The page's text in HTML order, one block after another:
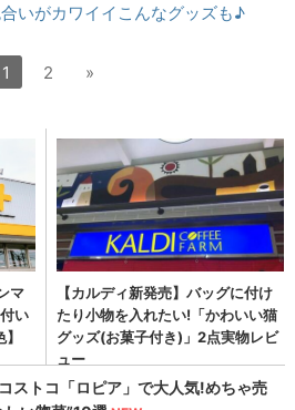
いがカワイイこんなグッズも♪
1 2 »